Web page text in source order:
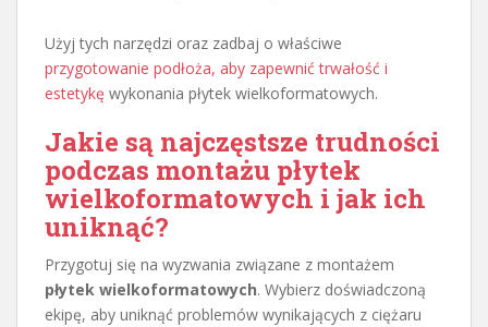
Użyj tych narzędzi oraz zadbaj o właściwe
przygotowanie podłoża, aby zapewnić trwałość i
estetykę wykonania płytek wielkoformatowych.
Jakie są najczęstsze trudności
podczas montażu płytek
wielkoformatowych i jak ich
uniknąć?
Przygotuj się na wyzwania związane z montażem
płytek wielkoformatowych. Wybierz doświadczoną
ekipę, aby uniknąć problemów wynikających z ciężaru